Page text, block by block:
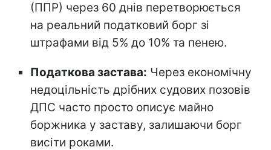
(ППР) через 60 днів перетворюється
на реальний податковий борг зі
штрафами від 5% до 10% та пенею.
Податкова застава: Через економічну
недоцільність дрібних судових позовів
ДПС часто просто описує майно
боржника у заставу, залишаючи борг
висіти роками.